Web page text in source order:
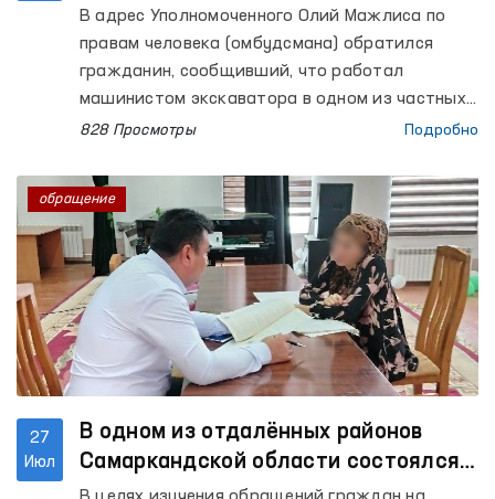
60 миллионов сумов заработной
платы и компенсации
В адрес Уполномоченного Олий Мажлиса по
правам человека (омбудсмана) обратился
гражданин, сообщивший, что работал
машинистом экскаватора в одном из частных
предприятий. Вместе с тем он выразил
заработная плата за период с января по май
2025 года, а также расчётные выплаты,
подлежащие выплате при прекращении
трудового договора.
828 Просмотры Подробно
27
Июл
В одном из отдалённых районов
Самаркандской области состоялся
выездной приём
обращение